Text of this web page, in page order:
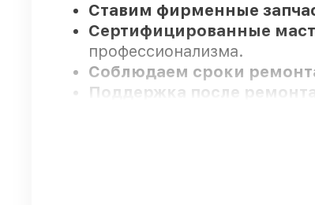
Ставим фирменные
Сертифицированные
профессионализма.
Соблюдаем сроки
Поддержка после ремонта
заказов закрываем с